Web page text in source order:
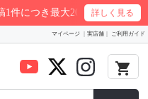
につき最大200ptプレゼント
詳しく見る
マイページ 実店舗 ご利用ガイド
local_grocery_store